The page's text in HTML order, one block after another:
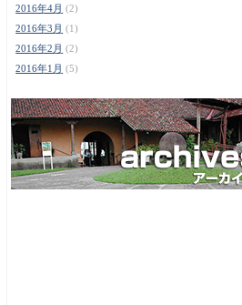
2016年4月 (2)
2016年3月 (1)
2016年2月 (2)
2016年1月 (5)